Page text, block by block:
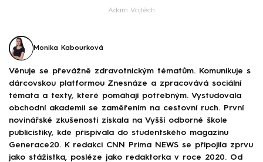
Adam Vojtěch
Monika Kabourková
Věnuje se převážně zdravotnickým tématům. Komunikuje s
dárcovskou platformou Znesnáze a zpracovává sociální
témata a texty, které pomáhají potřebným. Vystudovala
obchodní akademii se zaměřením na cestovní ruch. První
novinářské zkušenosti získala na Vyšší odborné škole
publicistiky, kde přispívala do studentského magazínu
Generace20. K redakci CNN Prima NEWS se připojila zprvu
jako stážistka, posléze jako redaktorka v roce 2020. Od